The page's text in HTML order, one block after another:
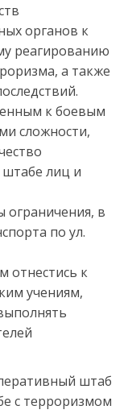
органов к
реагированию
а также
к боевым
сложности,
лиц и
ограничения, в
по ул.
отнестись к
учениям,
штаб
с терроризмом